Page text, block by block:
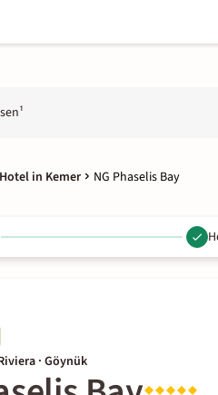
Hotel in Kemer NG Phaselis Bay
· Göynük